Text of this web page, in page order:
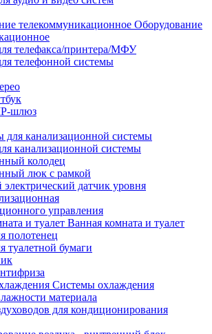
Оборудование
телефакса/принтера/МФУ
телефонной системы
шлюз
канализационной системы
колодец
люк с рамкой
датчик уровня
управления
Ванная комната и туалет
полотенец
туалетной бумаги
Системы охлаждения
материала
для кондиционирования